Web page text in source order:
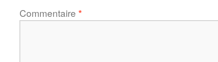
Commentaire *